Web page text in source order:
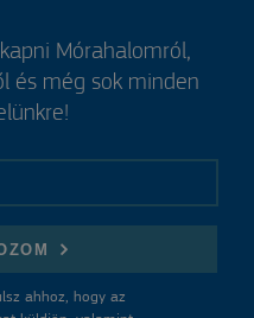
Mórahalomról,
és még sok minden
ahhoz, hogy az